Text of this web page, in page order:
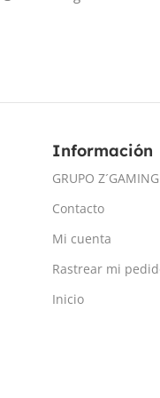
Información
GRUPO Z´GAMING
Contacto
Mi cuenta
Rastrear mi
Inicio